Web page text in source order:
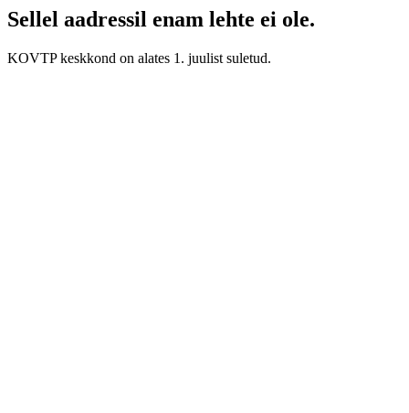
Sellel aadressil enam lehte ei ole.
KOVTP keskkond on alates 1. juulist suletud.